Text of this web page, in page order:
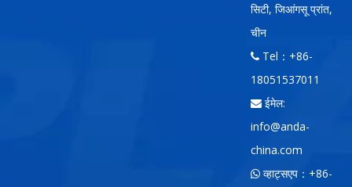
सिटी, जिआंगसू प्रांत,
चीन
Tel：+86-
18051537011
ईमेल:
info@anda-
china.com
व्हाट्सएप：+86-